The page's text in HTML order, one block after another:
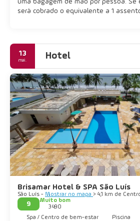
será cobrado o equivalente a 1
13
mai. Hotel
Brisamar Hotel & SPA São Luís
São Luís - Mostrar no mapa > 4,1 km de
9
Muito bom
3490
Spa / Centro de bem-estar
Piscina